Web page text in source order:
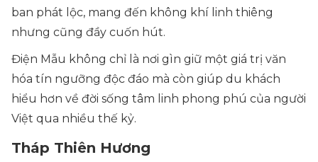
ban phát lộc, mang đến không khí linh thiêng
nhưng cũng đầy cuốn hút.
Điện Mẫu không chỉ là nơi gìn giữ một giá trị văn
hóa tín ngưỡng độc đáo mà còn giúp du khách
hiểu hơn về đời sống tâm linh phong phú của người
Việt qua nhiều thế kỷ.
Tháp Thiên Hương